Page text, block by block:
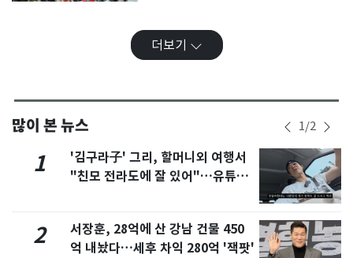
더보기
많이 본 뉴스 1/2
1
'김구라子' 그리, 할머니외 여행서
"친모 전라도에 잘 있어"…유튜브
2
서장훈, 28억에 산 강남 건물 450
억 내놨다…세후 차익 280억 '잭팟'